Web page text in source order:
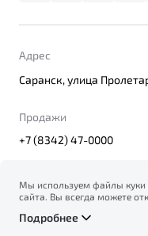
Адрес
Саранск, улица
Продажи
+7 (8342) 47-0000
© 2026
Политика
Мы используем файлы куки
сайта. Вы всегда можете
на сбор и использование
Подробнее